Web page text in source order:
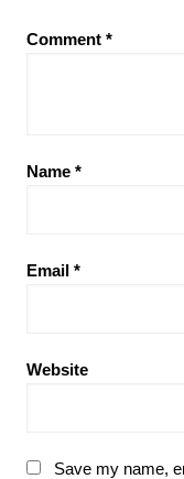
Comment *
Name *
Email *
Website
Save my name,